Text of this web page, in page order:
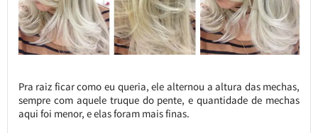
Pra raiz ficar como eu queria, ele alternou a altura das mechas,
sempre com aquele truque do pente, e quantidade de mechas
aqui foi menor, e elas foram mais finas.